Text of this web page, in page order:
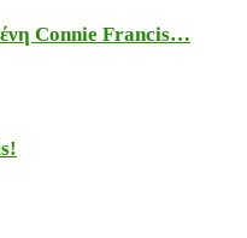
Connie Francis…